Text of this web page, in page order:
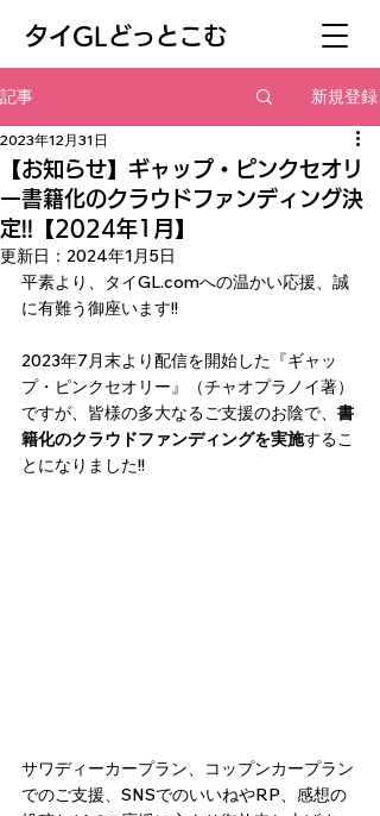
​タイGLどっとこむ
記事 新規登録
【お知らせ】ギャップ・ピンクセオリ
ー書籍化のクラウドファンディング決
定!!【2024年1月】
2023年12月31日
更新日： 2024年1月5日
平素より、タイGL.comへの温かい応援、誠
に有難う御座います!!
2023年7月末より配信を開始した『ギャッ
プ・ピンクセオリー』（チャオプラノイ著）
ですが、皆様の多大なるご支援のお陰で、 書
籍化のクラウドファンディングを実施するこ
とになりました!!
サワディーカープラン、コップンカープラン
でのご支援、SNSでのいいねやRP、感想の